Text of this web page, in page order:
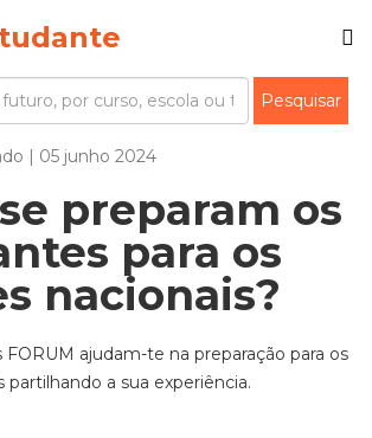
| 05 junho 2024
preparam os
para os
nacionais?
FORUM ajudam-te na preparação para os
partilhando a sua experiência.